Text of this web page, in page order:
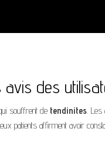
avis des
souffrent de tendinites .
patients affirment avoir